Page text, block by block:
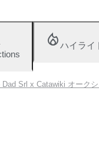
ハイライ
Dad Srl x Catawiki オーク